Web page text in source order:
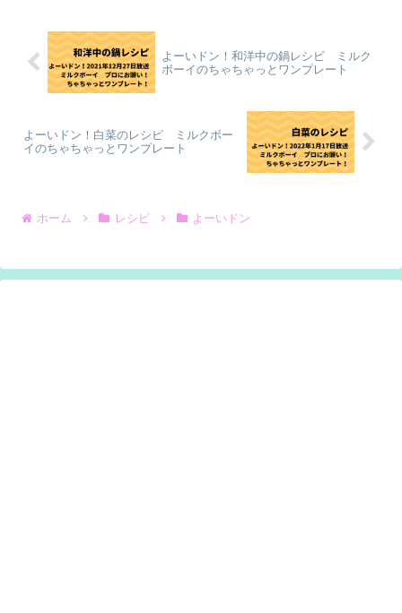
よーいドン！和洋中の鍋レシピ ミルク
ボーイのちゃちゃっとワンプレート
よーいドン！白菜のレシピ ミルクボー
イのちゃちゃっとワンプレート
ホーム レシピ よーいドン